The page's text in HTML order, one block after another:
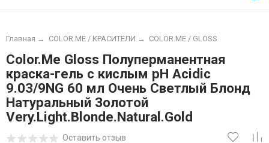
Главная → COLOR.ME / КРАСИТЕЛИ → COLOR.ME / GLOSS
Color.Me Gloss Полуперманентная
краска-гель с кислым pH Acidic
9.03/9NG 60 мл Очень Светлый Блонд
Натуральный Золотой
Very.Light.Blonde.Natural.Gold
Оставить отзыв